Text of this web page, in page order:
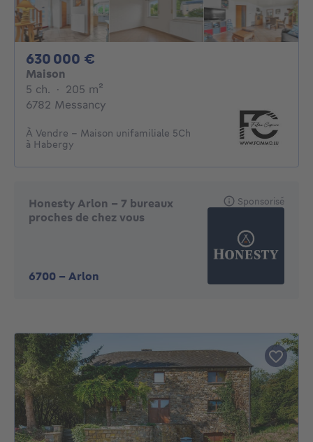
630 000 €
Maison
5 ch. 5 chambres
· 205 m²
6782 Messancy
À Vendre - Maison unifamiliale 5Ch
à Habergy
Honesty Arlon - 7 bureaux
proches de chez vous
6700 - Arlon
Sponsorisé